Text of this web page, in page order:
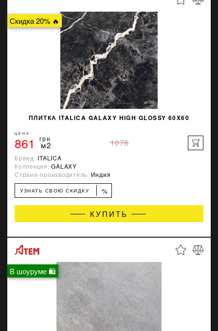
Скидка 20% 🔥
ПЛИТКА ITALICA GALAXY HIGH GLOSSY 60X60
ЦЕНА
861 грн
м2 1076
Бренд: ITALICA
Коллекция:GALAXY
Страна-производитель: Индия
УЗНАТЬ СВОЮ СКИДКУ %
КУПИТЬ
В шоуруме 🛍